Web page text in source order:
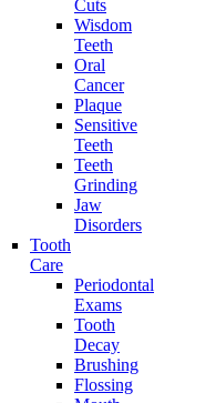
Cuts
Wisdom
Teeth
Oral
Cancer
Plaque
Sensitive
Teeth
Teeth
Grinding
Jaw
Disorders
Tooth
Care
Periodontal
Exams
Tooth
Decay
Brushing
Flossing